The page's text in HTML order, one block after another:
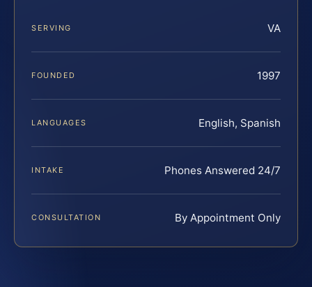
SERVING VA
FOUNDED 1997
LANGUAGES English, Spanish
INTAKE Phones Answered 24/7
CONSULTATION By Appointment Only